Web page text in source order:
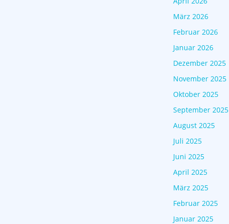
März 2026
Februar 2026
Januar 2026
Dezember 2025
November 2025
Oktober 2025
September 2025
August 2025
Juli 2025
Juni 2025
April 2025
März 2025
Februar 2025
Januar 2025